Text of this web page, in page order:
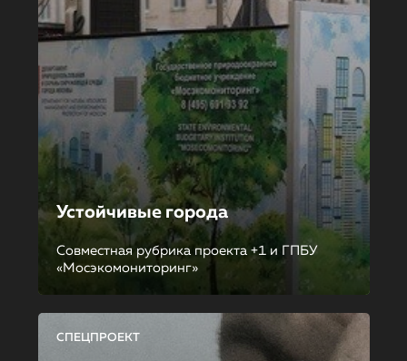
Устойчивые города
Совместная рубрика проекта +1 и ГПБУ
«Мосэкомониторинг»
СПЕЦПРОЕКТ